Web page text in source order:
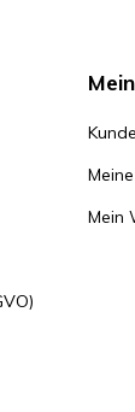
Mein